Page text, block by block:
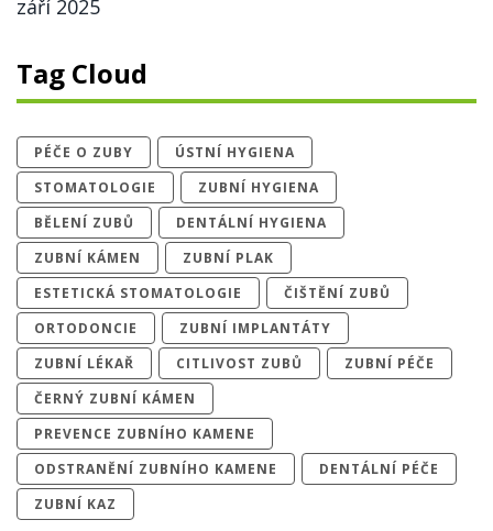
září 2025
Tag Cloud
PÉČE O ZUBY
ÚSTNÍ HYGIENA
STOMATOLOGIE
ZUBNÍ HYGIENA
BĚLENÍ ZUBŮ
DENTÁLNÍ HYGIENA
ZUBNÍ KÁMEN
ZUBNÍ PLAK
ESTETICKÁ STOMATOLOGIE
ČIŠTĚNÍ ZUBŮ
ORTODONCIE
ZUBNÍ IMPLANTÁTY
ZUBNÍ LÉKAŘ
CITLIVOST ZUBŮ
ZUBNÍ PÉČE
ČERNÝ ZUBNÍ KÁMEN
PREVENCE ZUBNÍHO KAMENE
ODSTRANĚNÍ ZUBNÍHO KAMENE
DENTÁLNÍ PÉČE
ZUBNÍ KAZ